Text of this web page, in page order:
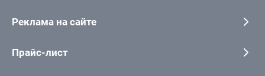
Реклама на сайте
Прайс-лист